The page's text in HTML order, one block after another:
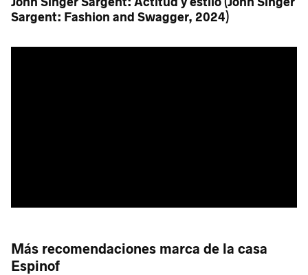
Sargent: Fashion and Swagger, 2024)
Más recomendaciones marca de la casa
Espinof